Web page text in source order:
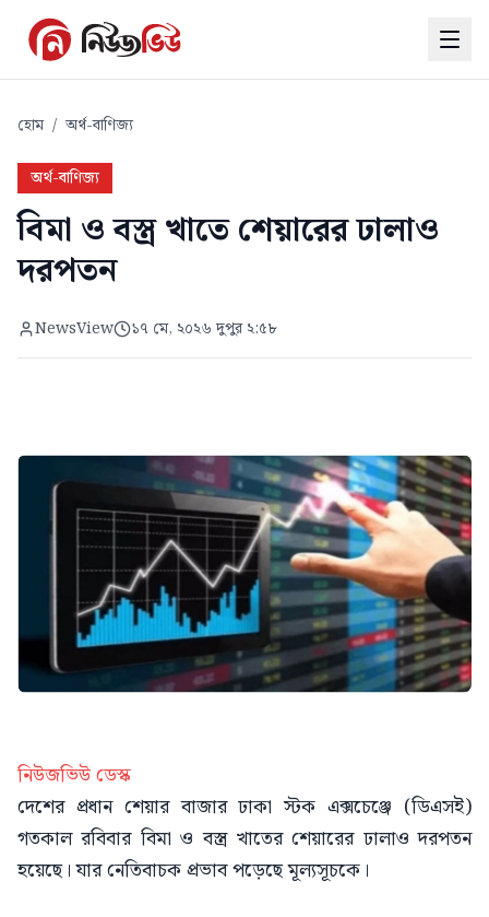
হোম / অর্থ-বাণিজ্য
অর্থ-বাণিজ্য
বিমা ও বস্ত্র খাতে শেয়ারের ঢালাও
দরপতন
NewsView ১৭ মে, ২০২৬ দুপুর ২:৫৮
নিউজভিউ ডেস্ক
দেশের প্রধান শেয়ার বাজার ঢাকা স্টক এক্সচেঞ্জে (ডিএসই)
গতকাল রবিবার বিমা ও বস্ত্র খাতের শেয়ারের ঢালাও দরপতন
হয়েছে। যার নেতিবাচক প্রভাব পড়েছে মূল্যসূচকে।